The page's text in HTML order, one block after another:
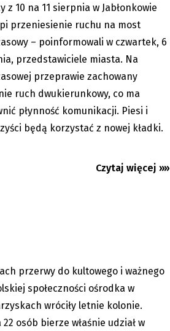
06.08.2026
z 10 na 11 sierpnia w Jabłonkowie
przeniesienie ruchu na most
– poinformowali w czwartek, 6
przedstawiciele miasta. Na
przeprawie zachowany
ruch dwukierunkowy, co ma
płynność komunikacji. Piesi i
będą korzystać z nowej kładki.
Czytaj więcej »»
05.08.2026
przerwy do kultowego i ważnego
społeczności ośrodka w
wróciły letnie kolonie.
22 osób bierze właśnie udział w